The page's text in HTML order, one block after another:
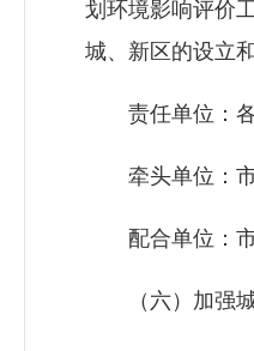
划环境影响评价
城、新区的设立
责任单位：各
牵头单位：市
配合单位：
（六）加强城